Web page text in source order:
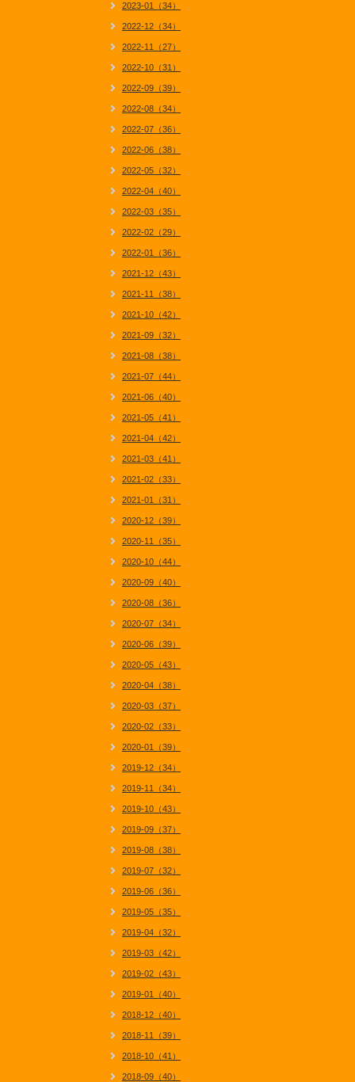
2023-01（34）
2022-12（34）
2022-11（27）
2022-10（31）
2022-09（39）
2022-08（34）
2022-07（36）
2022-06（38）
2022-05（32）
2022-04（40）
2022-03（35）
2022-02（29）
2022-01（36）
2021-12（43）
2021-11（38）
2021-10（42）
2021-09（32）
2021-08（38）
2021-07（44）
2021-06（40）
2021-05（41）
2021-04（42）
2021-03（41）
2021-02（33）
2021-01（31）
2020-12（39）
2020-11（35）
2020-10（44）
2020-09（40）
2020-08（36）
2020-07（34）
2020-06（39）
2020-05（43）
2020-04（38）
2020-03（37）
2020-02（33）
2020-01（39）
2019-12（34）
2019-11（34）
2019-10（43）
2019-09（37）
2019-08（38）
2019-07（32）
2019-06（36）
2019-05（35）
2019-04（32）
2019-03（42）
2019-02（43）
2019-01（40）
2018-12（40）
2018-11（39）
2018-10（41）
2018-09（40）